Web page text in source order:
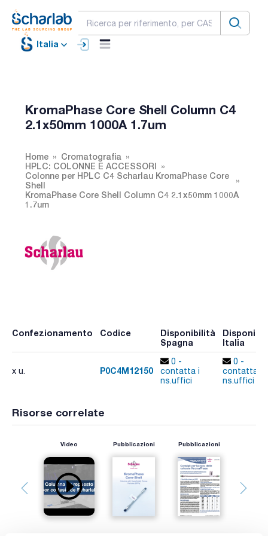
Italia
KromaPhase Core Shell Column C4
2.1x50mm 1000A 1.7um
Home
Cromatografia
HPLC: COLONNE E ACCESSORI
Colonne per HPLC C4 Scharlau KromaPhase Core
Shell
KromaPhase Core Shell Column C4 2.1x50mm 1000A
1.7um
Confezionamento Codice
Disponibilità
Spagna
Italia
x u. P0C4M12150
0 -
contatta i
ns.uffici
0 -
contatta i
ns.uffici
Risorse correlate
Video Pubblicazioni Pubblicazioni